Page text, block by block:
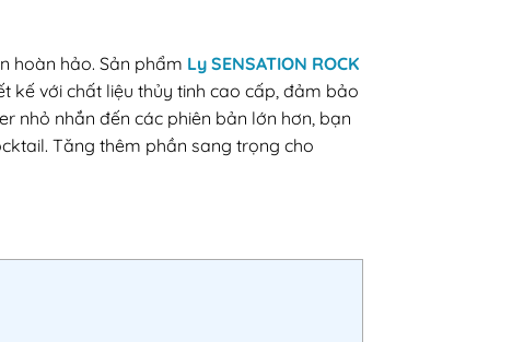
hoàn hảo. Sản phẩm Ly SENSATION ROCK
kế với chất liệu thủy tinh cao cấp, đảm bảo
nhỏ nhắn đến các phiên bản lớn hơn, bạn
Tăng thêm phần sang trọng cho